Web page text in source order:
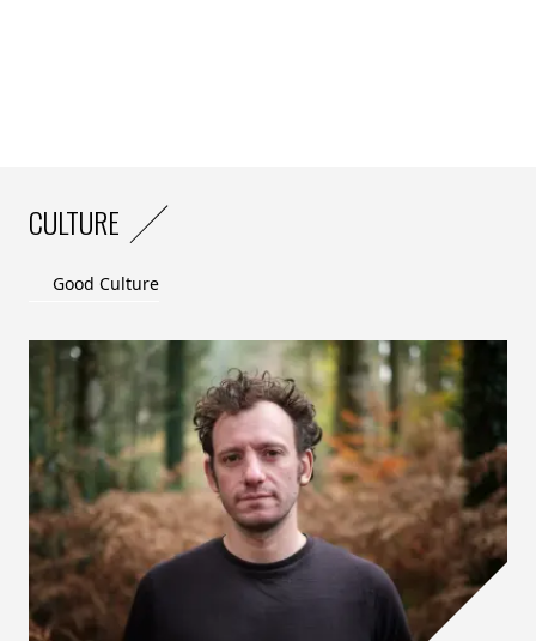
CULTURE
Good Culture